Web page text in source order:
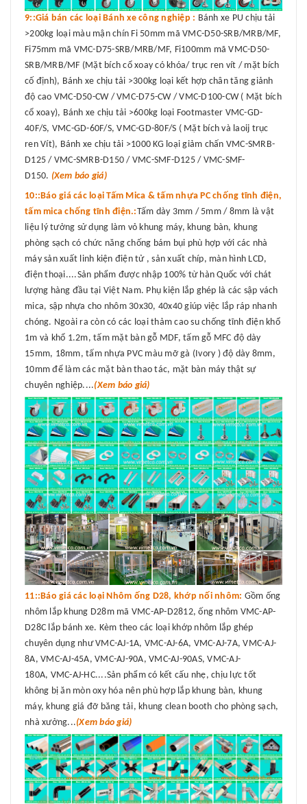
9::Giá bán các loại Bánh xe công nghiệp : Bánh xe PU chịu tải
>200kg loại màu mận chín Fi 50mm mã VMC-D50-SRB/MRB/MF,
Fi75mm mã VMC-D75-SRB/MRB/MF, Fi100mm mã VMC-D50-
SRB/MRB/MF (Mặt bích cổ xoay có khóa/ trục ren vít / mặt bích
cố định), Bánh xe chịu tải >300kg loại kết hợp chân tăng giảnh
độ cao VMC-D50-CW / VMC-D75-CW / VMC-D100-CW ( Mặt bích
cổ xoay), Bánh xe chịu tải >600kg loại Footmaster VMC-GD-
40F/S, VMC-GD-60F/S, VMC-GD-80F/S ( Mặt bích và laoij trục
ren Vít), Bánh xe chịu tải >1000 KG loại giảm chấn VMC-SMRB-
D125 / VMC-SMRB-D150 / VMC-SMF-D125 / VMC-SMF-
D150. (Xem báo giá)
10::Báo giá các loại Tấm Mica & tấm nhựa PC chống tĩnh điện,
tấm mica chống tĩnh điện.:Tấm dày 3mm / 5mm / 8mm là vật
liệu lý tưởng sử dụng làm vỏ khung máy, khung bàn, khung
phòng sạch có chức năng chống bám bụi phù hợp với các nhà
máy sản xuất linh kiện điện tử , sản xuất chíp, màn hình LCD,
điện thoại....Sản phẩm được nhập 100% từ hàn Quốc với chát
lượng hàng đầu tại Việt Nam. Phụ kiện lắp ghép là các sập vách
mica, sập nhựa cho nhôm 30x30, 40x40 giúp việc lắp ráp nhanh
chóng. Ngoài ra còn có các loại thảm cao su chống tĩnh điện khổ
1m và khổ 1.2m, tấm mặt bàn gỗ MDF, tấm gỗ MFC độ dày
15mm, 18mm, tấm nhựa PVC màu mỡ gà (Ivory ) độ dày 8mm,
10mm để làm các mặt bàn thao tác, mặt bàn máy thật sự
chuyên nghiệp....(Xem báo giá)
11::Báo giá các loại Nhôm ống D28, khớp nối nhôm: Gồm ống
nhôm lắp khung D28m mã VMC-AP-D2812, ống nhôm VMC-AP-
D28C lắp bánh xe. Kèm theo các loại khớp nhôm lắp ghép
chuyên dụng như VMC-AJ-1A, VMC-AJ-6A, VMC-AJ-7A, VMC-AJ-
8A, VMC-AJ-45A, VMC-AJ-90A, VMC-AJ-90AS, VMC-AJ-
180A, VMC-AJ-HC....Sản phẩm có kết cấu nhẹ, chịu lực tốt
không bị ăn mòn oxy hóa nên phù hợp lắp khung bàn, khung
máy, khung giá đỡ băng tải, khung clean booth cho phòng sạch,
nhà xưởng...(Xem báo giá)